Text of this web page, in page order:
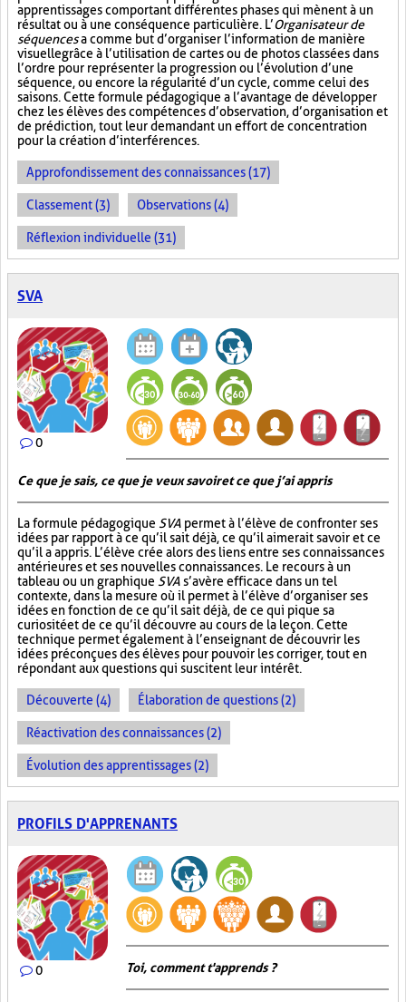
apprentissages comportant différentes phases qui mènent à un
résultat ou à une conséquence particulière. L’Organisateur de
séquencesa comme but d’organiser l’information de manière
visuellegrâce à l’utilisation de cartes ou de photos classées dans
l’ordre pour représenter la progression ou l’évolution d’une
séquence, ou encore la régularité d’un cycle, comme celui des
saisons. Cette formule pédagogique a l’avantage de développer
chez les élèves des compétences d’observation, d’organisation et
de prédiction, tout leur demandant un effort de concentration
pour la création d’interférences.
Approfondissement des connaissances (17)
Classement (3) Observations (4)
Réflexion individuelle (31)
SVA
0
Ce que je sais, ce que je veux savoir et ce que j’ai appris
La formule pédagogique SVA permet à l’élève de confronter ses
idées par rapport à ce qu’il sait déjà, ce qu’il aimerait savoir et ce
qu’il a appris. L’élève crée alors des liens entre ses connaissances
antérieures et ses nouvelles connaissances. Le recours à un
tableau ou un graphique SVA s’avère efficace dans un tel
contexte, dans la mesure où il permet à l’élève d’organiser ses
idées en fonction de ce qu’il sait déjà, de ce qui pique sa
curiosité et de ce qu’il découvre au cours de la leçon. Cette
technique permet également à l’enseignant de découvrir les
idées préconçues des élèves pour pouvoir les corriger, tout en
répondant aux questions qui suscitent leur intérêt.
Découverte (4) Élaboration de questions (2)
Réactivation des connaissances (2)
Évolution des apprentissages (2)
PROFILS D'APPRENANTS
0 Toi, comment t'apprends ?